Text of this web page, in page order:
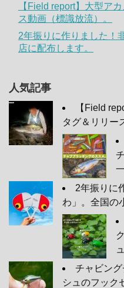
【Field report】大型ア
ス動画（標識放流）。
2年振りに作りました！
店に配布します。
人気記事
【Field
タグ＆リリー
2年振りに
わ」。全国の
チャビン
シュのフック